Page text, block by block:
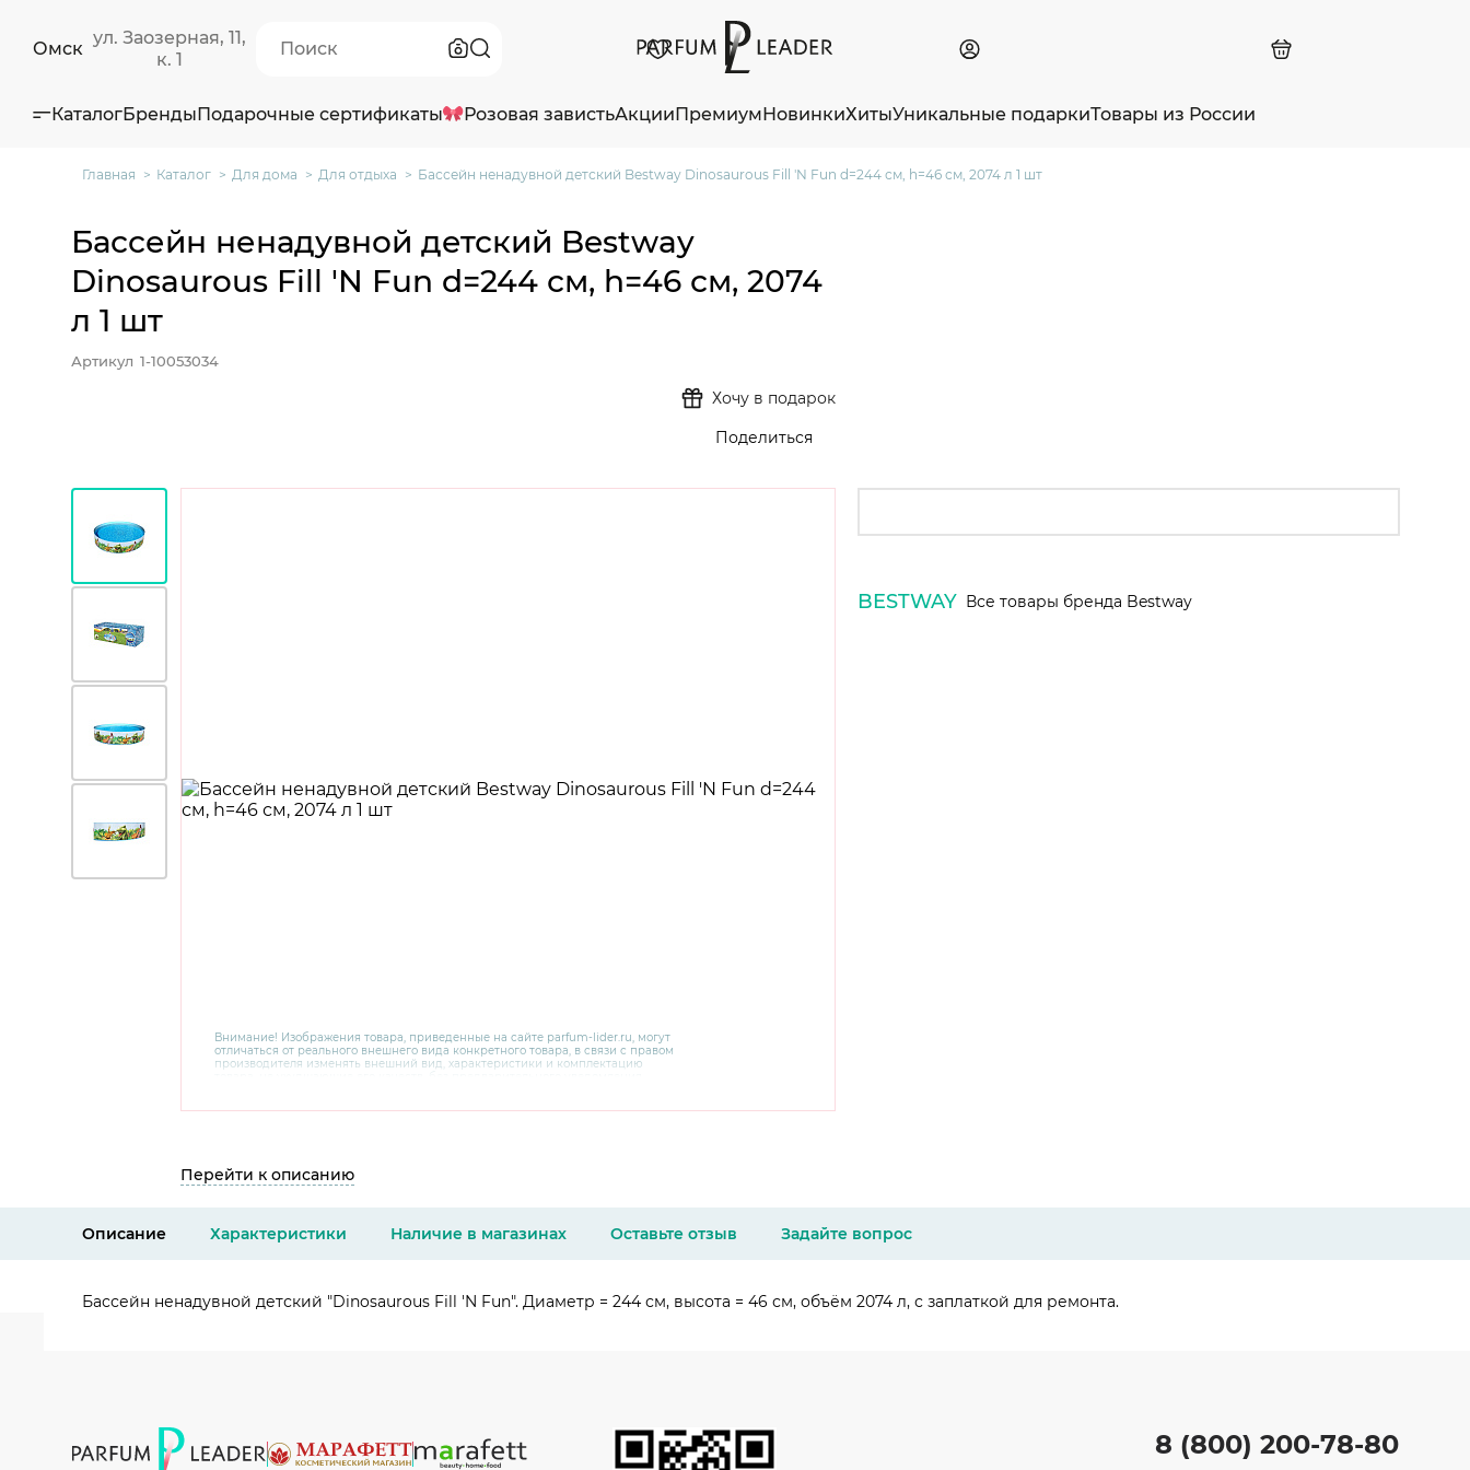
Омск
ул. Заозерная, 11,
к. 1
КаталогБрендыПодарочные сертификаты Розовая завистьАкцииПремиумНовинкиХитыУникальные подаркиТовары из России
Главная Каталог Для дома Для отдыха Бассейн ненадувной детский Bestway Dinosaurous Fill 'N Fun d=244 см, h=46 см, 2074 л 1 шт
Внимание! Изображения товара, приведенные на сайте parfum-lider.ru, могут
отличаться от реального внешнего вида конкретного товара, в связи с правом
производителя изменять внешний вид, характеристики и комплектацию
консультантов по номеру 8 800 200 78 80.
Бассейн ненадувной детский Bestway
Dinosaurous Fill 'N Fun d=244 см, h=46 см, 2074
л 1 шт
Артикул 1-10053034
Хочу в подарок
Поделиться
Перейти к описанию
BESTWAY Все товары бренда Bestway
Описание Характеристики Наличие в магазинах Оставьте отзыв Задайте вопрос
Бассейн ненадувной детский "Dinosaurous Fill 'N Fun". Диаметр = 244 см, высота = 46 см, объём 2074 л, с заплаткой для ремонта.
8 (800) 200-78-80